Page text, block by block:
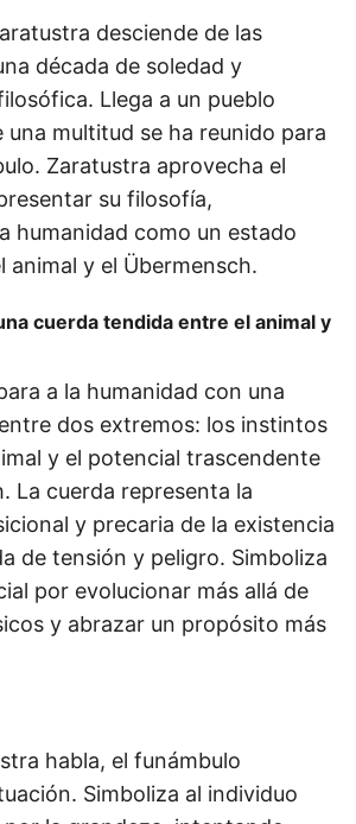
desciende de las
década de soledad y
Llega a un pueblo
una multitud se ha reunido para
Zaratustra aprovecha el
su filosofía,
humanidad como un estado
animal y el Übermensch.
cuerda tendida entre el animal y
a la humanidad con una
dos extremos: los instintos
y el potencial trascendente
La cuerda representa la
y precaria de la existencia
de tensión y peligro. Simboliza
por evolucionar más allá de
y abrazar un propósito más
habla, el funámbulo
Simboliza al individuo